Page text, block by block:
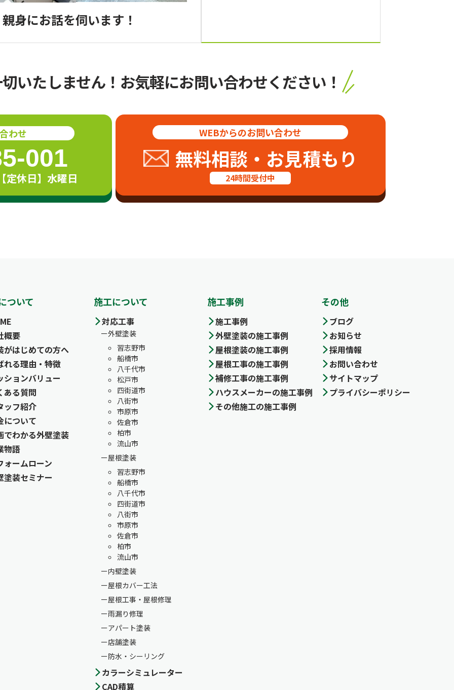
身にお話を伺います！
いたしません！ お気軽にお問い合わせください！
わせ
001
定休日】水曜日
WEBからのお問い合わせ
無料相談・お見積もり
24時間受付中
ついて
概要
がはじめての方へ
れる理由・特徴
ションバリュー
ある質問
ッフ紹介
について
でわかる外壁塗装
物語
ォームローン
塗装セミナー
施工について
対応工事
外壁塗装
習志野市
船橋市
八千代市
松戸市
四街道市
八街市
市原市
佐倉市
柏市
流山市
屋根塗装
習志野市
船橋市
八千代市
四街道市
八街市
市原市
佐倉市
柏市
流山市
内壁塗装
屋根カバー工法
屋根工事・屋根修理
雨漏り修理
アパート塗装
店舗塗装
防水・シーリング
カラーシミュレーター
CAD積算
施工事例
施工事例
外壁塗装の施工事例
屋根塗装の施工事例
屋根工事の施工事例
補修工事の施工事例
ハウスメーカーの施工事例
その他施工の施工事例
その他
ブログ
お知らせ
採用情報
お問い合わせ
サイトマップ
プライバシーポリシー